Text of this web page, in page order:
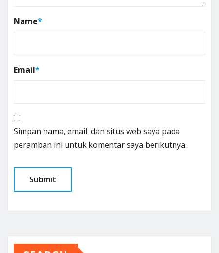
Name*
Email*
Simpan nama, email, dan situs web saya pada
peramban ini untuk komentar saya berikutnya.